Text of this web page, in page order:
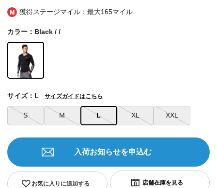
獲得ステージマイル：最大165マイル
カラー：Black / /
S M L XL XXL
サイズ：L サイズガイドはこちら
お気に入りに追加する
入荷お知らせを申込む